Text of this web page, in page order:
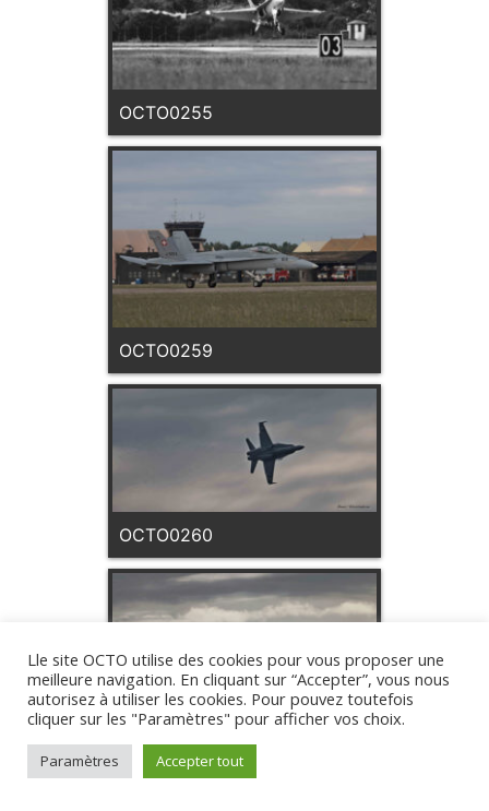
OCTO0255
OCTO0259
OCTO0260
OCTO0262
Lle site OCTO utilise des cookies pour vous proposer une
meilleure navigation. En cliquant sur “Accepter”, vous nous
autorisez à utiliser les cookies. Pour pouvez toutefois
cliquer sur les "Paramètres" pour afficher vos choix.
Paramètres Accepter tout